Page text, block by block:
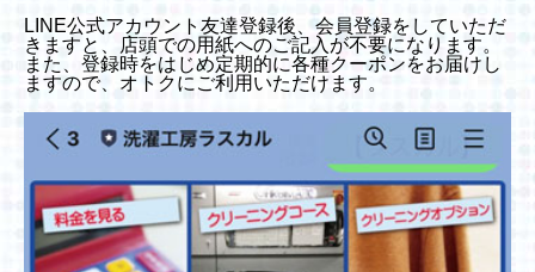
LINE公式アカウント友達登録後、会員登録をしていただ
きますと、店頭での用紙へのご記入が不要になります。
また、登録時をはじめ定期的に各種クーポンをお届けし
ますので、オトクにご利用いただけます。